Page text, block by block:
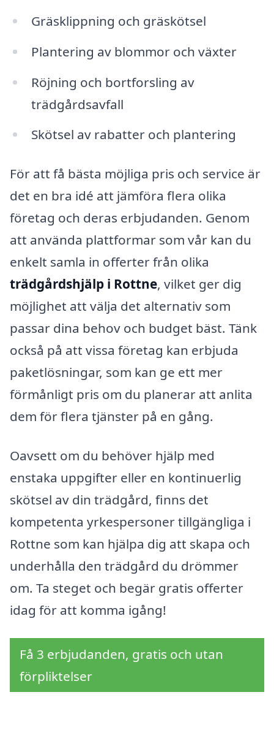
Gräsklippning och gräskötsel
Plantering av blommor och växter
Röjning och bortforsling av
trädgårdsavfall
Skötsel av rabatter och plantering
För att få bästa möjliga pris och service är
det en bra idé att jämföra flera olika
företag och deras erbjudanden. Genom
att använda plattformar som vår kan du
enkelt samla in offerter från olika
trädgårdshjälp i Rottne, vilket ger dig
möjlighet att välja det alternativ som
passar dina behov och budget bäst. Tänk
också på att vissa företag kan erbjuda
paketlösningar, som kan ge ett mer
förmånligt pris om du planerar att anlita
dem för flera tjänster på en gång.
Oavsett om du behöver hjälp med
enstaka uppgifter eller en kontinuerlig
skötsel av din trädgård, finns det
kompetenta yrkespersoner tillgängliga i
Rottne som kan hjälpa dig att skapa och
underhålla den trädgård du drömmer
om. Ta steget och begär gratis offerter
idag för att komma igång!
Få 3 erbjudanden, gratis och utan
förpliktelser